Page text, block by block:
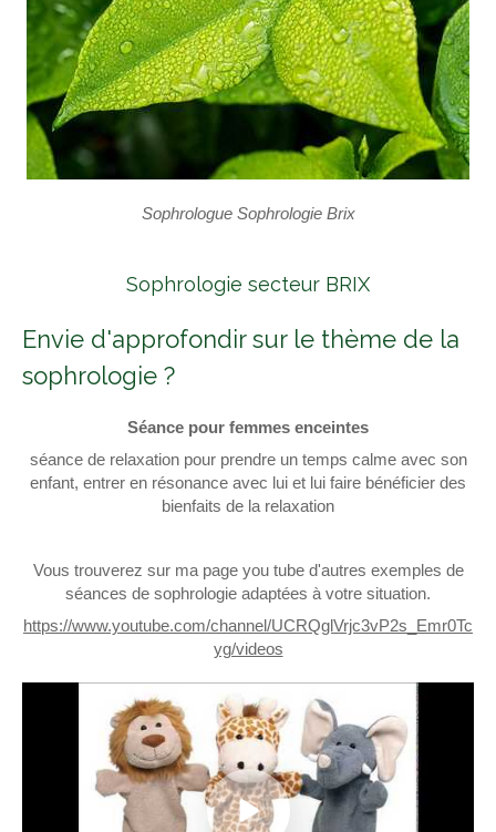
Sophrologue Sophrologie Brix
Sophrologie secteur BRIX
Envie d'approfondir sur le thème de la
sophrologie ?
Séance pour femmes enceintes
séance de relaxation pour prendre un temps calme avec son
enfant, entrer en résonance avec lui et lui faire bénéficier des
bienfaits de la relaxation
Vous trouverez sur ma page you tube d'autres exemples de
séances de sophrologie adaptées à votre situation.
https://www.youtube.com/channel/UCRQglVrjc3vP2s_Emr0Tc
yg/videos